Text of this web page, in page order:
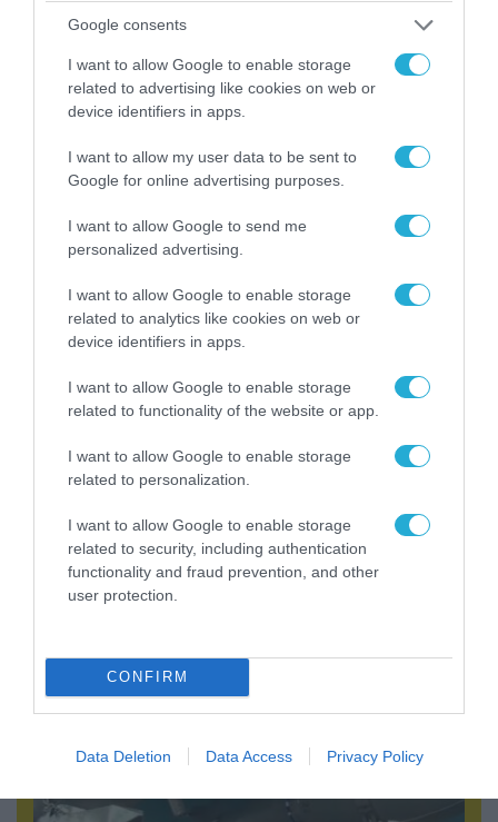
Google consents
I want to allow Google to enable storage
related to advertising like cookies on web or
device identifiers in apps.
I want to allow my user data to be sent to
Google for online advertising purposes.
I want to allow Google to send me
personalized advertising.
I want to allow Google to enable storage
related to analytics like cookies on web or
device identifiers in apps.
I want to allow Google to enable storage
related to functionality of the website or app.
I want to allow Google to enable storage
related to personalization.
I want to allow Google to enable storage
related to security, including authentication
functionality and fraud prevention, and other
user protection.
CONFIRM
Data Deletion Data Access Privacy Policy
«Η απόλυτη τραγωδία»: Η «αιχμηρή» ανάρτηση
του Αρκά για τα τατουάζ (φωτο)
Ιράν: Δημοσίευσε φωτογραφίες
αμερικανικών και ισραηλινών αεροσκαφών &
drones που καταρρίφθηκαν